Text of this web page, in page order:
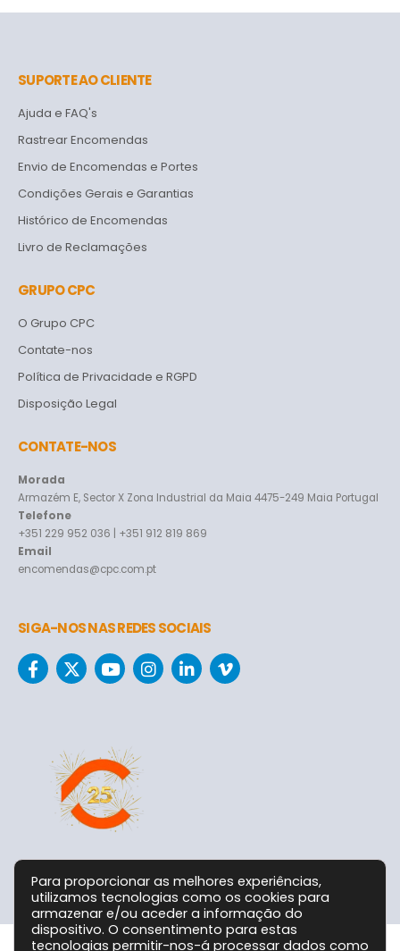
SUPORTE AO CLIENTE
Ajuda e FAQ's
Rastrear Encomendas
Envio de Encomendas e Portes
Condições Gerais e Garantias
Histórico de Encomendas
Livro de Reclamações
GRUPO CPC
O Grupo CPC
Contate-nos
Política de Privacidade e RGPD
Disposição Legal
CONTATE-NOS
Morada
Armazém E, Sector X Zona Industrial da Maia 4475-249 Maia Portugal
Telefone
+351 229 952 036 | +351 912 819 869
Email
encomendas@cpc.com.pt
SIGA-NOS NAS REDES SOCIAIS
Para proporcionar as melhores experiências,
utilizamos tecnologias como os cookies para
armazenar e/ou aceder a informação do
dispositivo. O consentimento para estas
tecnologias permitir-nos-á processar dados como